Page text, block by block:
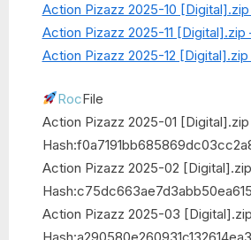
Action Pizazz 2025-10 [Digital].zip
Action Pizazz 2025-11 [Digital].zip
Action Pizazz 2025-12
RocFile
Action Pizazz 2025-01 [Digital].zip
Action Pizazz 2025-02 [Digital].zip
Action Pizazz 2025-03 [Digital].zip